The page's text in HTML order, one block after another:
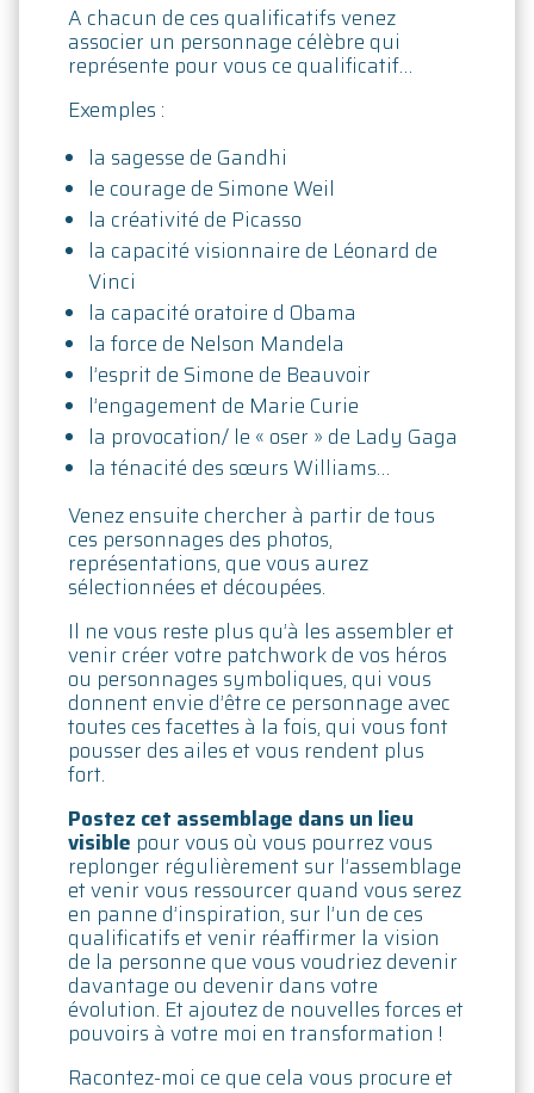
A chacun de ces qualificatifs venez
associer un personnage célèbre qui
représente pour vous ce qualificatif…
Exemples :
la sagesse de Gandhi
le courage de Simone Weil
la créativité de Picasso
la capacité visionnaire de Léonard de
Vinci
la capacité oratoire d Obama
la force de Nelson Mandela
l’esprit de Simone de Beauvoir
l’engagement de Marie Curie
la provocation/ le « oser » de Lady Gaga
la ténacité des sœurs Williams…
Venez ensuite chercher à partir de tous
ces personnages des photos,
représentations, que vous aurez
sélectionnées et découpées.
Il ne vous reste plus qu’à les assembler et
venir créer votre patchwork de vos héros
ou personnages symboliques, qui vous
donnent envie d’être ce personnage avec
toutes ces facettes à la fois, qui vous font
pousser des ailes et vous rendent plus
fort.
Postez cet assemblage dans un lieu
visible pour vous où vous pourrez vous
replonger régulièrement sur l’assemblage
et venir vous ressourcer quand vous serez
en panne d’inspiration, sur l’un de ces
qualificatifs et venir réaffirmer la vision
de la personne que vous voudriez devenir
davantage ou devenir dans votre
évolution. Et ajoutez de nouvelles forces et
pouvoirs à votre moi en transformation !
Racontez-moi ce que cela vous procure et